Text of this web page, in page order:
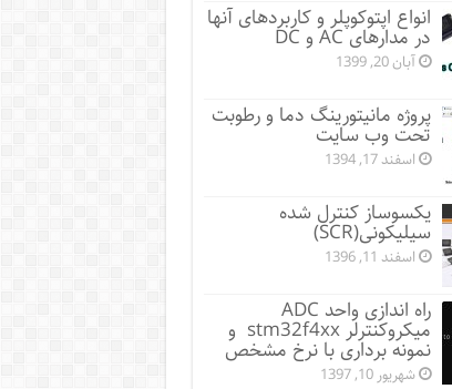
انواع اپتوکوپلر و کاربردهای آنها
در مدارهای AC و DC
آبان 20, 1399
پروژه مانيتورينگ دما و رطوبت
تحت وب سایت
اسفند 17, 1394
یکسوساز کنترل شده
سیلیکونی(SCR)
اسفند 11, 1396
راه اندازی واحد ADC
میکروکنترلر stm32f4xx و
نمونه برداری با نرخ مشخص
شهریور 10, 1397